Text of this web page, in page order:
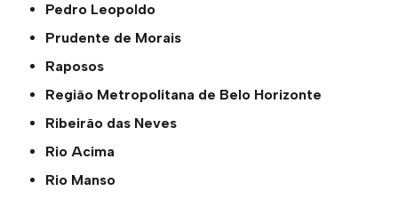
Pedro Leopoldo
Prudente de Morais
Raposos
Região Metropolitana de Belo Horizonte
Ribeirão das Neves
Rio Acima
Rio Manso